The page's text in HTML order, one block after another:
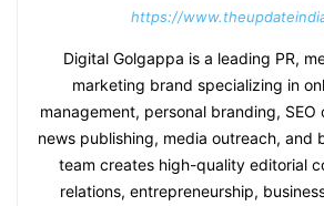
https://
Digital Golgappa is a leading PR,
marketing brand specializing in
management, personal branding,
news publishing, media outreach, and
team creates high-quality editorial
relations, entrepreneurship,